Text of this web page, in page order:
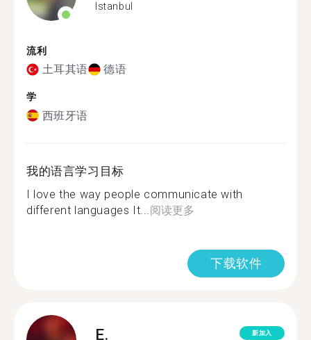
Istanbul
流利
土耳其语 德语
学
西班牙语
我的语言学习目标
I love the way people communicate with
different languages It... 阅读更多
下载软件
E. 新加入